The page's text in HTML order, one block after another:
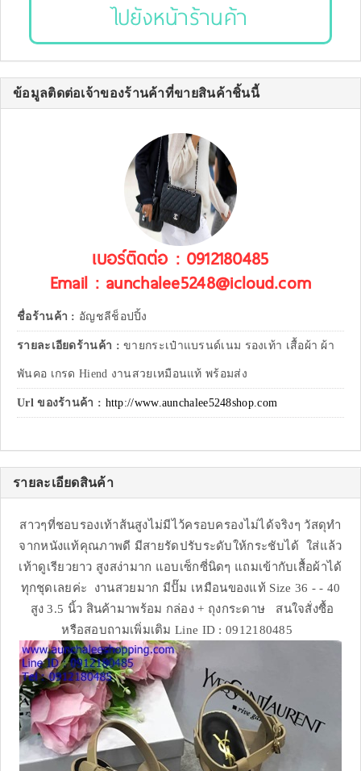
ไปยังหน้าร้านค้า
ข้อมูลติดต่อเจ้าของร้านค้าที่ขายสินค้าชิ้นนี้
เบอร์ติดต่อ : 0912180485
Email : aunchalee5248@icloud.com
ชื่อร้านค้า : อัญชลีช็อปปิ้ง
รายละเอียดร้านค้า :ขายกระเป๋าแบรนด์เนม รองเท้า เสื้อผ้า ผ้า
พันคอ เกรด Hiend งานสวยเหมือนแท้ พร้อมส่ง
Url ของร้านค้า : http://www.aunchalee5248shop.com
รายละเอียดสินค้า
สาวๆที่ชอบรองเท้าส้นสูงไม่มีไว้ครอบครองไม่ได้จริงๆ วัสดุทำ
จากหนังแท้คุณภาพดี มีสายรัดปรับระดับให้กระชับได้ ใส่แล้ว
เท้าดูเรียวยาว สูงสง่ามาก แอบเซ็กซี่นิดๆ แถมเข้ากับเสื้อผ้าได้
ทุกชุดเลยค่ะ งานสวยมาก มีปั๊ม เหมือนของแท้ Size 36 - - 40
สูง 3.5 นิ้ว สินค้ามาพร้อม กล่อง + ถุงกระดาษ สนใจสั่งซื้อ
หรือสอบถามเพิ่มเติม Line ID : 0912180485